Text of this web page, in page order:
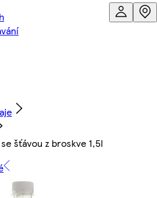
šťávou z broskve 1,5l